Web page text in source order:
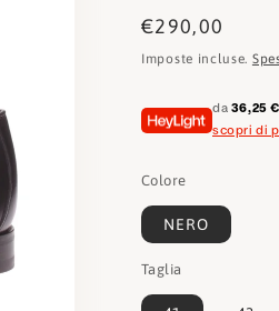
Prezzo
di
€290,00
Imposte incluse.
da 36,25 €
scopri di
Colore
NERO
Taglia